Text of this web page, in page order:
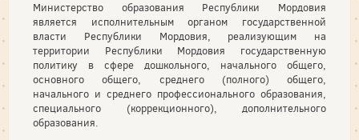
Министерство образования Республики Мордовия
является исполнительным органом государственной
власти Республики Мордовия, реализующим на
территории Республики Мордовия государственную
политику в сфере дошкольного, начального общего,
основного общего, среднего (полного) общего,
начального и среднего профессионального образования,
специального (коррекционного), дополнительного
образования.